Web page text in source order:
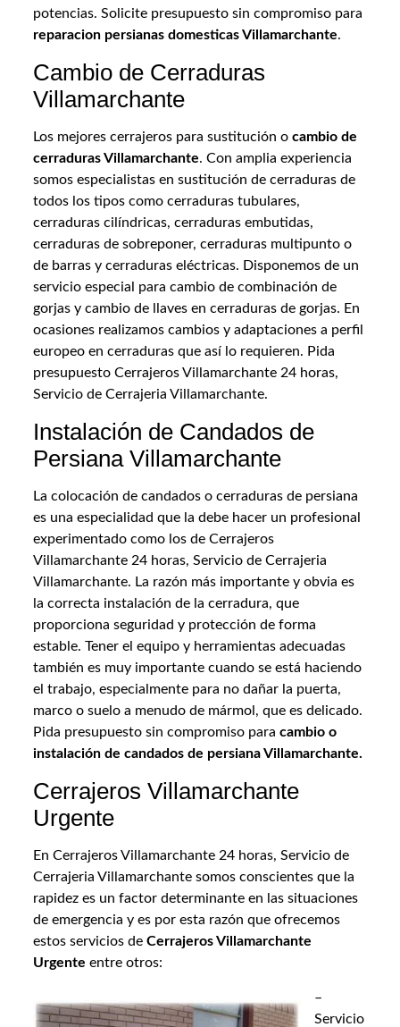
potencias. Solicite presupuesto sin compromiso para
reparacion persianas domesticas Villamarchante.
Cambio de Cerraduras
Villamarchante
Los mejores cerrajeros para sustitución ocambio de
cerraduras Villamarchante. Con amplia experiencia
somos especialistas en sustitución de cerraduras de
todos los tipos como cerraduras tubulares,
cerraduras cilíndricas, cerraduras embutidas,
cerraduras de sobreponer, cerraduras multipunto o
de barras y cerraduras eléctricas. Disponemos de un
servicio especial para cambio de combinación de
gorjas y cambio de llaves en cerraduras de gorjas. En
ocasiones realizamos cambios y adaptaciones a perfil
europeo en cerraduras que así lo requieren. Pida
presupuesto Cerrajeros Villamarchante 24 horas,
Servicio de Cerrajeria Villamarchante.
Instalación de Candados de
Persiana Villamarchante
La colocación de candados o cerraduras de persiana
es una especialidad que la debe hacer un profesional
experimentado como los de Cerrajeros
Villamarchante 24 horas, Servicio de Cerrajeria
Villamarchante. La razón más importante y obvia es
la correcta instalación de la cerradura, que
proporciona seguridad y protección de forma
estable. Tener el equipo y herramientas adecuadas
también es muy importante cuando se está haciendo
el trabajo, especialmente para no dañar la puerta,
marco o suelo a menudo de mármol, que es delicado.
Pida presupuesto sin compromiso paracambio o
instalación de candados de persiana Villamarchante.
Cerrajeros Villamarchante
Urgente
En Cerrajeros Villamarchante 24 horas, Servicio de
Cerrajeria Villamarchante somos conscientes que la
rapidez es un factor determinante en las situaciones
de emergencia y es por esta razón que ofrecemos
estos servicios deCerrajeros Villamarchante
Urgente entre otros:
–
Servicio